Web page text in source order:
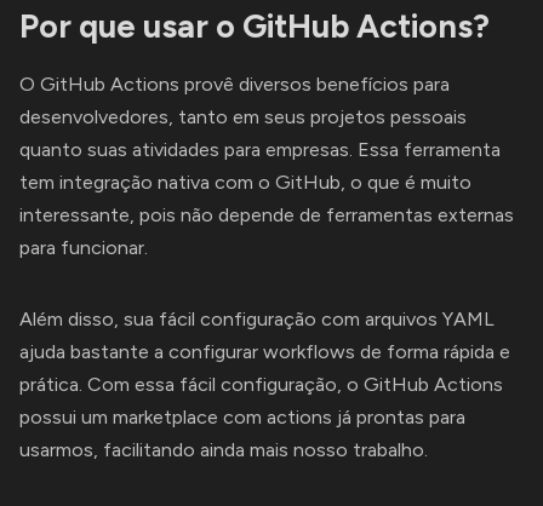
Por que usar o GitHub Actions?
O GitHub Actions provê diversos benefícios para
desenvolvedores, tanto em seus projetos pessoais
quanto suas atividades para empresas. Essa ferramenta
tem integração nativa com o GitHub, o que é muito
interessante, pois não depende de ferramentas externas
para funcionar.
Além disso, sua fácil configuração com arquivos YAML
ajuda bastante a configurar workflows de forma rápida e
prática. Com essa fácil configuração, o GitHub Actions
possui um marketplace com actions já prontas para
usarmos, facilitando ainda mais nosso trabalho.